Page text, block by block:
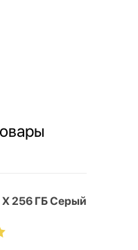
X 256 ГБ Серый